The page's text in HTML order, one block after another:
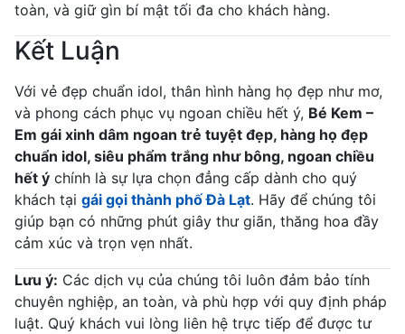
toàn, và giữ gìn bí mật tối đa cho khách hàng.
Kết Luận
Với vẻ đẹp chuẩn idol, thân hình hàng họ đẹp như mơ,
và phong cách phục vụ ngoan chiều hết ý, Bé Kem –
Em gái xinh dâm ngoan trẻ tuyệt đẹp, hàng họ đẹp
chuẩn idol, siêu phẩm trắng như bông, ngoan chiều
hết ý chính là sự lựa chọn đẳng cấp dành cho quý
khách tại gái gọi thành phố Đà Lạt. Hãy để chúng tôi
giúp bạn có những phút giây thư giãn, thăng hoa đầy
cảm xúc và trọn vẹn nhất.
Lưu ý: Các dịch vụ của chúng tôi luôn đảm bảo tính
chuyên nghiệp, an toàn, và phù hợp với quy định pháp
luật. Quý khách vui lòng liên hệ trực tiếp để được tư